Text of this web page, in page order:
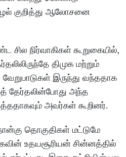
குறித்து ஆலோசனை
சில நிர்வாகிகள் கூறுகையில்,
திமுக மற்றும்
இருந்து வந்ததாக
தேர்தலின்போது அந்த
அவர்கள் கூறினர்.
தொகுதிகள் மட்டுமே
உதயசூரியன் சின்னத்தில்